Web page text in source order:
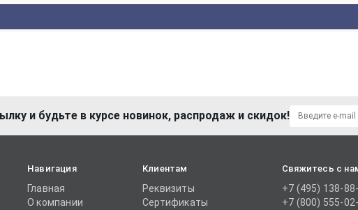
и будьте в курсе новинок, распродаж и скидок!
Навигация
Главная
О компании
Клиентам
Реквизиты
Сертификаты
Свяжитесь с
+7 (495) 138-
+7 (800) 555-